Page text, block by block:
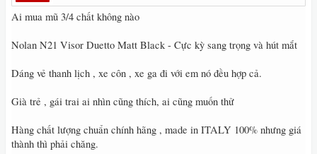
Ai mua mũ 3/4 chất không nào
Nolan N21 Visor Duetto Matt Black - Cực kỳ sang trọng và hút mắt
Dáng vẻ thanh lịch , xe côn , xe ga đi với em nó đều hợp cả.
Già trẻ , gái trai ai nhìn cũng thích, ai cũng muốn thử
Hàng chất lượng chuẩn chính hãng , made in ITALY 100% nhưng giá
thành thì phải chăng.